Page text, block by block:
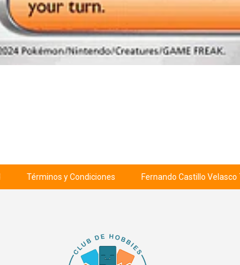
Términos y Condiciones Fernando Castillo Velasco